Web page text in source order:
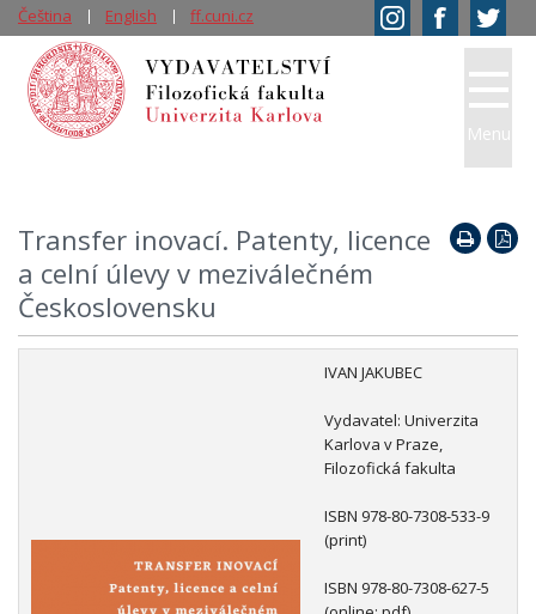
Transfer inovací. Patenty, licence
a celní úlevy v meziválečném
Československu
IVAN JAKUBEC
Vydavatel: Univerzita
Karlova v Praze,
Filozofická fakulta
ISBN 978-80-7308-533-9
(print)
ISBN 978-80-7308-627-5
Menu
Čeština English ff.cuni.cz